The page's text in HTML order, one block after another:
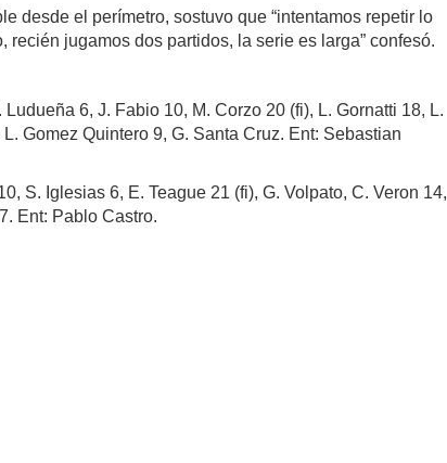
desde el perímetro, sostuvo que “intentamos repetir lo
jugamos dos partidos, la serie es larga” confesó.
6, J. Fabio 10, M. Corzo 20 (fi), L. Gornatti 18, L.
Gomez Quintero 9, G. Santa Cruz. Ent: Sebastian
S. Iglesias 6, E. Teague 21 (fi), G. Volpato, C. Veron 14,
Ent: Pablo Castro.